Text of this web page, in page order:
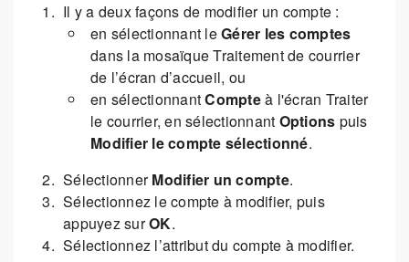
Il y a deux façons de modifier un compte :
en sélectionnant leGérer les comptes
dans la mosaïque Traitement de courrier
de l’écran d’accueil, ou
en sélectionnantCompteà l'écran Traiter
le courrier, en sélectionnant Options puis
Modifier le compte sélectionné.
SélectionnerModifier un compte.
Sélectionnez le compte à modifier, puis
appuyez surOK.
Sélectionnez l’attribut du compte à modifier.